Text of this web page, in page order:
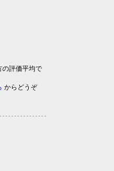
の評価平均で
からどうぞ